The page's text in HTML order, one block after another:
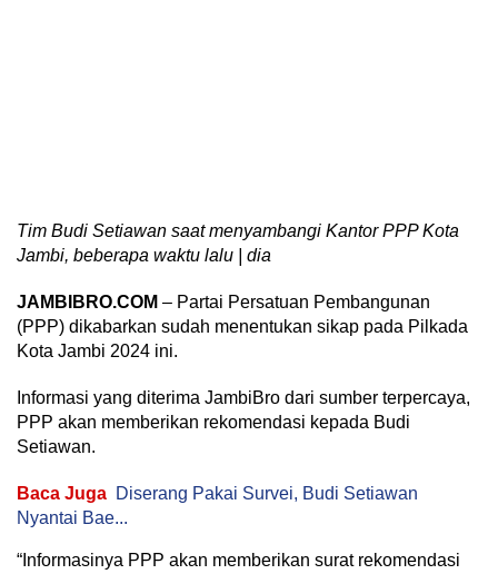
Tim Budi Setiawan saat menyambangi Kantor PPP Kota
Jambi, beberapa waktu lalu | dia
JAMBIBRO.COM – Partai Persatuan Pembangunan
(PPP) dikabarkan sudah menentukan sikap pada Pilkada
Kota Jambi 2024 ini.
Informasi yang diterima JambiBro dari sumber terpercaya,
PPP akan memberikan rekomendasi kepada Budi
Setiawan.
Baca Juga Diserang Pakai Survei, Budi Setiawan
Nyantai Bae...
“Informasinya PPP akan memberikan surat rekomendasi